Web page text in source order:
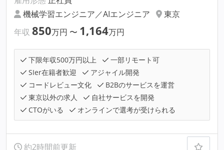
機械学習エンジニア／AIエンジニア
東京
年収 850万円 〜 1,164万円
下限年収500万円以上
一部リモート可
SIer在籍者歓迎
アジャイル開発
コードレビュー文化
B2Bのサービスを運営
東京以外の求人
自社サービスを開発
CTOがいる
オンラインで選考が受けられる
約2時間前更新